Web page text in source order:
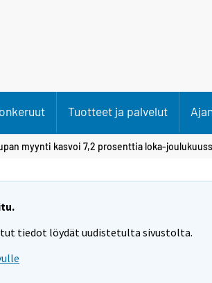
Tuotteet ja palvelut
myynti kasvoi 7,2 prosenttia loka-
tiedot löydät uudistetulta sivustolta.